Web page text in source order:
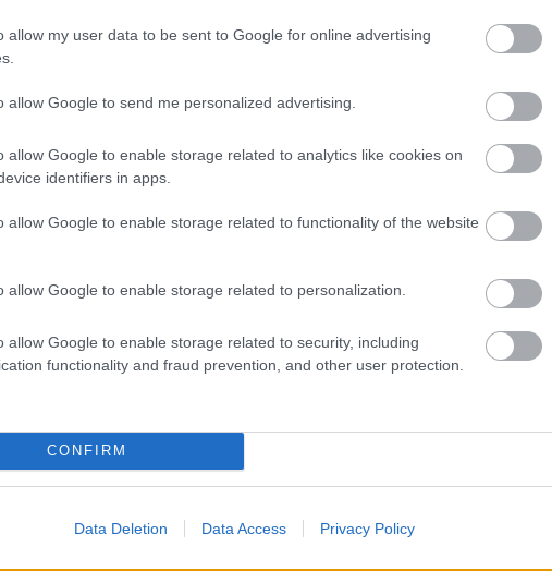
allow my user data to be sent to Google for online advertising
allow Google to send me personalized advertising.
allow Google to enable storage related to analytics like cookies on
identifiers in apps.
allow Google to enable storage related to functionality of the website
allow Google to enable storage related to personalization.
allow Google to enable storage related to security, including
functionality and fraud prevention, and other user protection.
CONFIRM
Data Deletion Data Access Privacy Policy
vagy görcs
gyengeség, izomfájdalom vagy görcs. A Cleveland Clinic a
az izomfájdalmat és az izomgörcsöket is.
a megszokott napi feladatokat elvégezni. Mivel az izomfájdalomnak
szükség van-e D-vitamin-tesztre vagy más vizsgálatra.